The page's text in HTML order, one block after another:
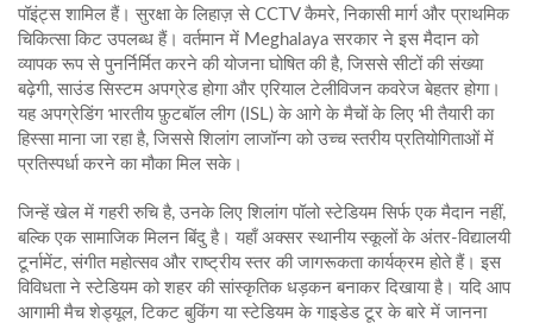
पॉइंट्स शामिल हैं। सुरक्षा के लिहाज़ से CCTV कैमरे, निकासी मार्ग और प्राथमिक
चिकित्सा किट उपलब्ध हैं। वर्तमान में Meghalaya सरकार ने इस मैदान को
व्यापक रूप से पुनर्निर्मित करने की योजना घोषित की है, जिससे सीटों की संख्या
बढ़ेगी, साउंड सिस्टम अपग्रेड होगा और एरियाल टेलीविजन कवरेज बेहतर होगा।
यह अपग्रेडिंग भारतीय फ़ुटबॉल लीग (ISL) के आगे के मैचों के लिए भी तैयारी का
हिस्सा माना जा रहा है, जिससे शिलांग लाजॉन्ग को उच्च स्तरीय प्रतियोगिताओं में
प्रतिस्पर्धा करने का मौका मिल सके।
जिन्हें खेल में गहरी रुचि है, उनके लिए शिलांग पॉलो स्टेडियम सिर्फ एक मैदान नहीं,
बल्कि एक सामाजिक मिलन बिंदु है। यहाँ अक्सर स्थानीय स्कूलों के अंतर‑विद्यालयी
टूर्नामेंट, संगीत महोत्सव और राष्ट्रीय स्तर की जागरूकता कार्यक्रम होते हैं। इस
विविधता ने स्टेडियम को शहर की सांस्कृतिक धड़कन बनाकर दिखाया है। यदि आप
आगामी मैच शेड्यूल, टिकट बुकिंग या स्टेडियम के गाइडेड टूर के बारे में जानना